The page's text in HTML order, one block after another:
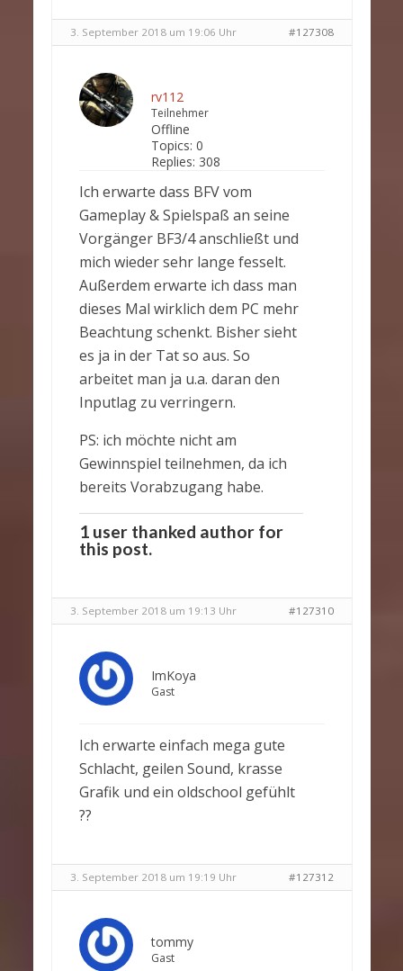
3. September 2018 um 19:06 Uhr #127308
rv112
Teilnehmer
Offline
Topics: 0
Replies: 308
Ich erwarte dass BFV vom
Gameplay & Spielspaß an seine
Vorgänger BF3/4 anschließt und
mich wieder sehr lange fesselt.
Außerdem erwarte ich dass man
dieses Mal wirklich dem PC mehr
Beachtung schenkt. Bisher sieht
es ja in der Tat so aus. So
arbeitet man ja u.a. daran den
Inputlag zu verringern.
PS: ich möchte nicht am
Gewinnspiel teilnehmen, da ich
bereits Vorabzugang habe.
1 user thanked author for
this post.
3. September 2018 um 19:13 Uhr #127310
ImKoya
Gast
Ich erwarte einfach mega gute
Schlacht, geilen Sound, krasse
Grafik und ein oldschool gefühlt
??
3. September 2018 um 19:19 Uhr #127312
tommy
Gast